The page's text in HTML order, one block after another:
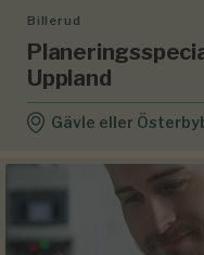
Billerud
Uppland
Gävle eller